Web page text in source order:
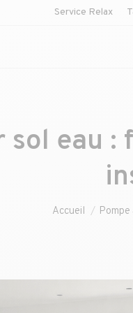
Service Relax
sol eau
Vous êtes ici :
Accueil